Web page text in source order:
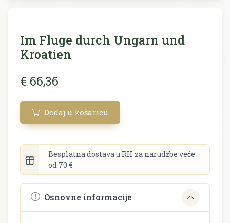
Im Fluge durch Ungarn und
Kroatien
€ 66,36
Dodaj u košaricu
Besplatna dostava u RH za narudžbe veće
od 70 €
Osnovne informacije